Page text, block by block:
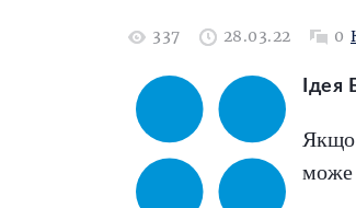
337 28.03.22 0
Якщо
може